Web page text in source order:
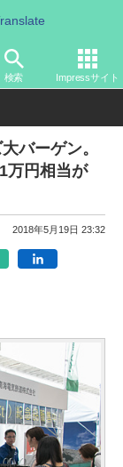
検索 Impressサイト
バーゲン。
万円相当が
2018年5月19日 23:32